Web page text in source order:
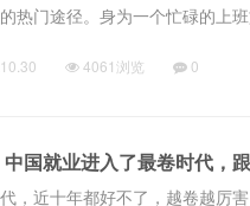
热门途径。身为一个忙碌的上
入...
4061浏览 0
国就业进入了最卷时代，
，近十年都好不了，越卷越厉